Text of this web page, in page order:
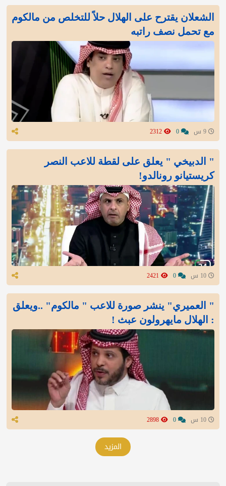
الشعلان يقترح على الهلال حلاً للتخلص من مالكوم
مع تحمل نصف راتبه
" الدبيخي " يعلق على لقطة للاعب النصر
كريستيانو رونالدو!
" العميري" ينشر صورة للاعب " مالكوم" ..ويعلق
: الهلال مايهرولون عبث !
المزيد